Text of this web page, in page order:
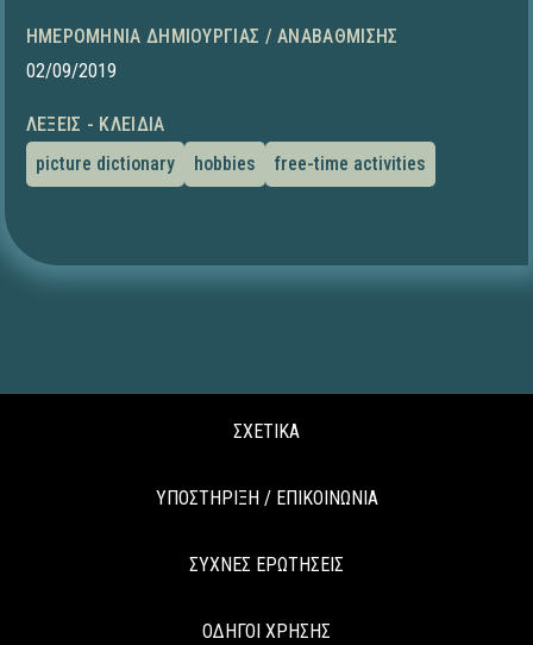
ΗΜΕΡΟΜΗΝΊΑ ΔΗΜΙΟΥΡΓΊΑΣ / ΑΝΑΒΆΘΜΙΣΗΣ
02/09/2019
ΛΈΞΕΙΣ - ΚΛΕΙΔΙΆ
picture dictionary
hobbies free-time activities
ΣΧΕΤΙΚΑ
ΥΠΟΣΤΗΡΙΞΗ / ΕΠΙΚΟΙΝΩΝΙΑ
ΣΥΧΝΕΣ ΕΡΩΤΗΣΕΙΣ
ΟΔΗΓΟΙ ΧΡΗΣΗΣ